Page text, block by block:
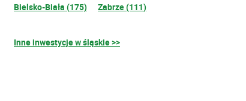
Bielsko-Biała (175)
Zabrze (111)
Inne inwestycje w śląskie >>